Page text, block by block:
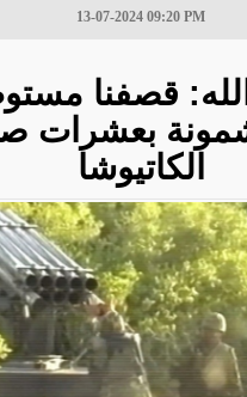
13-07-2024 09:20 PM
قصفنا
بعشرات
الكاتيوشا